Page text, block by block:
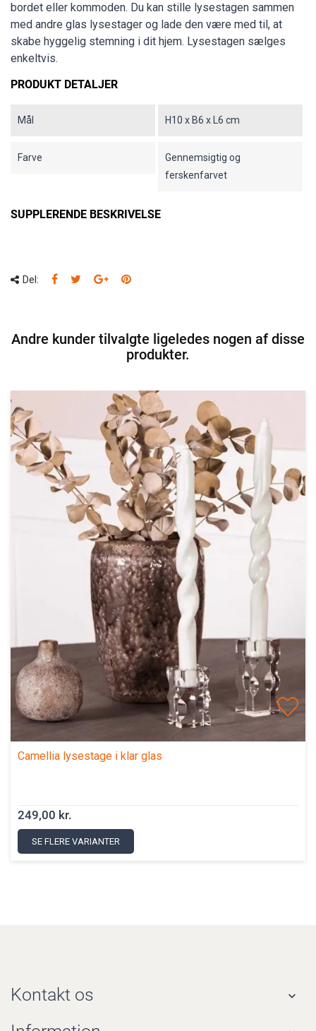
bordet eller kommoden. Du kan stille lysestagen sammen
med andre glas lysestager og lade den være med til, at
skabe hyggelig stemning i dit hjem. Lysestagen sælges
enkeltvis.
PRODUKT DETALJER
Mål H10 x B6 x L6 cm
Farve
Gennemsigtig og
ferskenfarvet
SUPPLERENDE BESKRIVELSE
Del:
Andre kunder tilvalgte ligeledes nogen af disse
produkter.
Camellia lysestage i klar glas
249,00 kr.
SE FLERE VARIANTER
Kontakt os 